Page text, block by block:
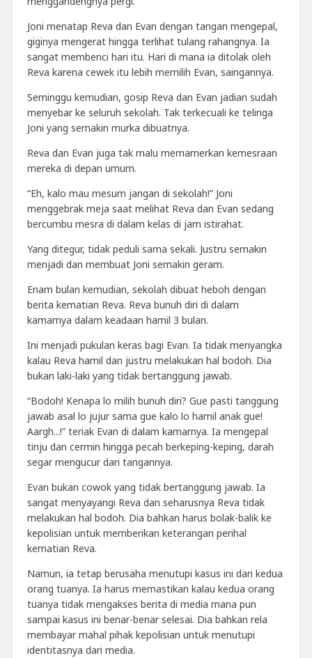
Joni menatap Reva dan Evan dengan tangan mengepal,
giginya mengerat hingga terlihat tulang rahangnya. Ia
sangat membenci hari itu. Hari di mana ia ditolak oleh
Reva karena cewek itu lebih memilih Evan, saingannya.
Seminggu kemudian, gosip Reva dan Evan jadian sudah
menyebar ke seluruh sekolah. Tak terkecuali ke telinga
Joni yang semakin murka dibuatnya.
Reva dan Evan juga tak malu memamerkan kemesraan
mereka di depan umum.
“Eh, kalo mau mesum jangan di sekolah!” Joni
menggebrak meja saat melihat Reva dan Evan sedang
bercumbu mesra di dalam kelas di jam istirahat.
Yang ditegur, tidak peduli sama sekali. Justru semakin
menjadi dan membuat Joni semakin geram.
Enam bulan kemudian, sekolah dibuat heboh dengan
berita kematian Reva. Reva bunuh diri di dalam
kamarnya dalam keadaan hamil 3 bulan.
Ini menjadi pukulan keras bagi Evan. Ia tidak menyangka
kalau Reva hamil dan justru melakukan hal bodoh. Dia
bukan laki-laki yang tidak bertanggung jawab.
“Bodoh! Kenapa lo milih bunuh diri? Gue pasti tanggung
jawab asal lo jujur sama gue kalo lo hamil anak gue!
Aargh...!” teriak Evan di dalam kamarnya. Ia mengepal
tinju dan cermin hingga pecah berkeping-keping, darah
segar mengucur dari tangannya.
Evan bukan cowok yang tidak bertanggung jawab. Ia
sangat menyayangi Reva dan seharusnya Reva tidak
melakukan hal bodoh. Dia bahkan harus bolak-balik ke
kepolisian untuk memberikan keterangan perihal
kematian Reva.
Namun, ia tetap berusaha menutupi kasus ini dari kedua
orang tuanya. Ia harus memastikan kalau kedua orang
tuanya tidak mengakses berita di media mana pun
sampai kasus ini benar-benar selesai. Dia bahkan rela
membayar mahal pihak kepolisian untuk menutupi
identitasnya dari media.